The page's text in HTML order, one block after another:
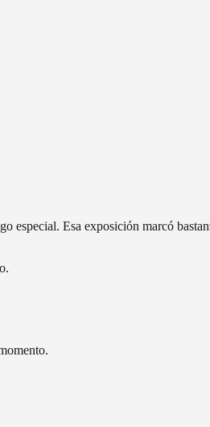
especial. Esa exposición marcó